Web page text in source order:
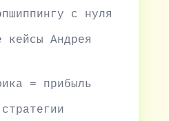
с нуля
кейсы Андрея
= прибыль